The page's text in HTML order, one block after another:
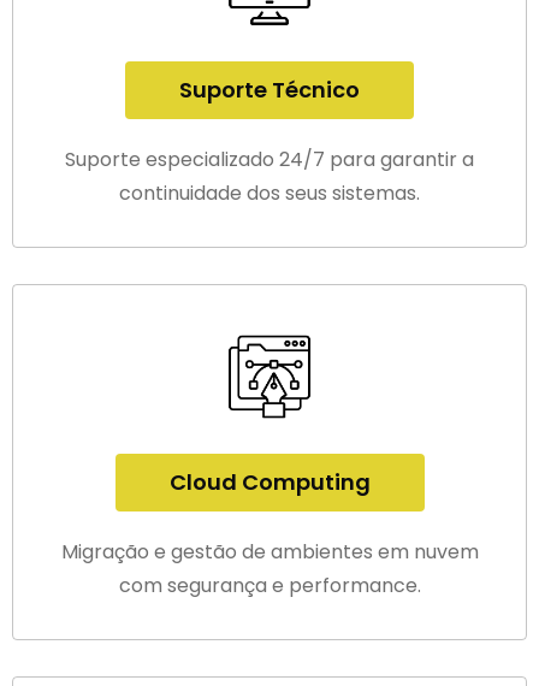
Suporte Técnico
Suporte especializado 24/7 para garantir a
continuidade dos seus sistemas.
Cloud Computing
Migração e gestão de ambientes em nuvem
com segurança e performance.